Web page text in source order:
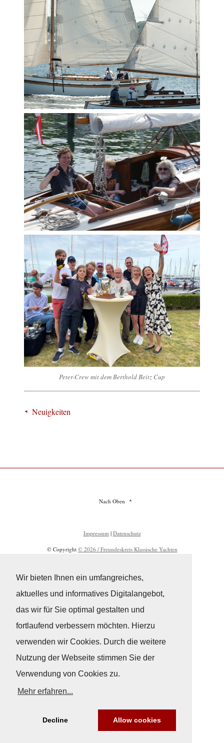
Wir bieten Ihnen ein umfangreiches,
aktuelles und informatives Digitalangebot,
das wir für Sie optimal gestalten und
fortlaufend verbessern möchten. Hierzu
verwenden wir Cookies. Durch die weitere
Nutzung der Webseite stimmen Sie der
Verwendung von Cookies zu.
Mehr erfahren...
Decline Allow cookies
Peter-Crew mit dem Berthold Beitz Cup
Neuigkeiten
Nach Oben
Impressum | Datenschutz
© Copyright © 2026 / Freundeskreis Klassische Yachten